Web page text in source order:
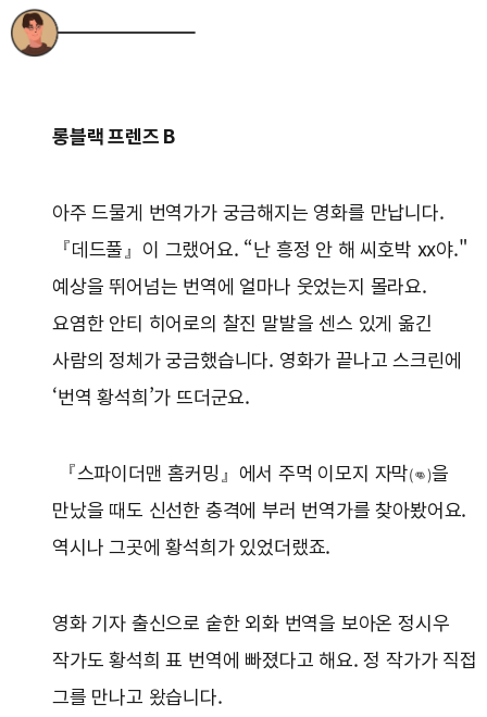
롱블랙 프렌즈 B
아주 드물게 번역가가 궁금해지는 영화를 만납니다.
『데드풀』이 그랬어요. “난 흥정 안 해 씨호박 xx야."
예상을 뛰어넘는 번역에 얼마나 웃었는지 몰라요.
요염한 안티 히어로의 찰진 말발을 센스 있게 옮긴
사람의 정체가 궁금했습니다. 영화가 끝나고 스크린에
‘번역 황석희’가 뜨더군요.
『스파이더맨 홈커밍』에서 주먹 이모지 자막(👊)을
만났을 때도 신선한 충격에 부러 번역가를 찾아봤어요.
역시나 그곳에 황석희가 있었더랬죠.
영화 기자 출신으로 숱한 외화 번역을 보아온 정시우
작가도 황석희 표 번역에 빠졌다고 해요. 정 작가가 직접
그를 만나고 왔습니다.